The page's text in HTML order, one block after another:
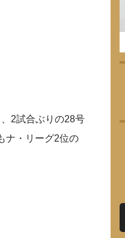
2試合ぶりの28号
ナ・リーグ2位の